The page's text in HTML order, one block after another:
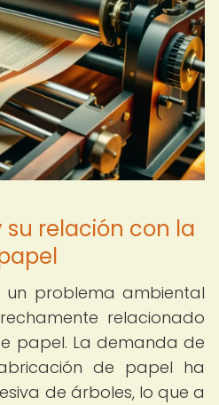
su relación con la
un problema ambiental
relacionado
papel. La demanda de
de papel ha
de árboles, lo que a